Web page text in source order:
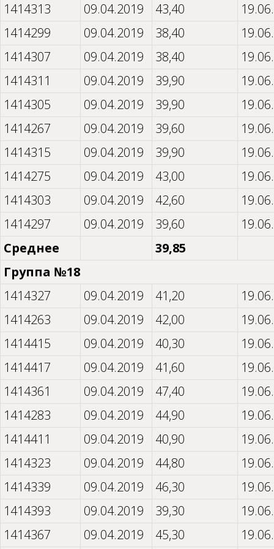
1414313
09.04.2019 43,40
1414299
09.04.2019 38,40
1414307
09.04.2019 38,40
1414311
09.04.2019 39,90
1414305
09.04.2019 39,90
1414267
09.04.2019 39,60
1414315
09.04.2019 39,90
1414275
09.04.2019 43,00
1414303
09.04.2019 42,60
1414297
09.04.2019 39,60
Среднее
39,85
Группа №18
1414327
09.04.2019 41,20
1414263
09.04.2019 42,00
1414415
09.04.2019 40,30
1414417
09.04.2019 41,60
1414361
09.04.2019 47,40
1414283
09.04.2019 44,90
1414411
09.04.2019 40,90
1414323
09.04.2019 44,80
1414339
09.04.2019 46,30
1414393
09.04.2019 39,30
1414367
09.04.2019 45,30